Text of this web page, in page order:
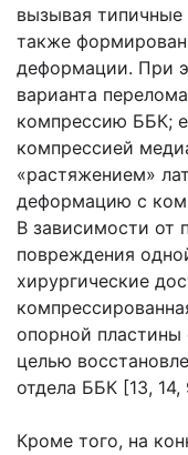
вызывая
также
деформации. При
варианта
компрессию ББК;
компрессией
«растяжением»
деформацию с
В зависимости от
повреждения
хирургические
опорной
целью
отдела ББК [13, 14,
Кроме того, на